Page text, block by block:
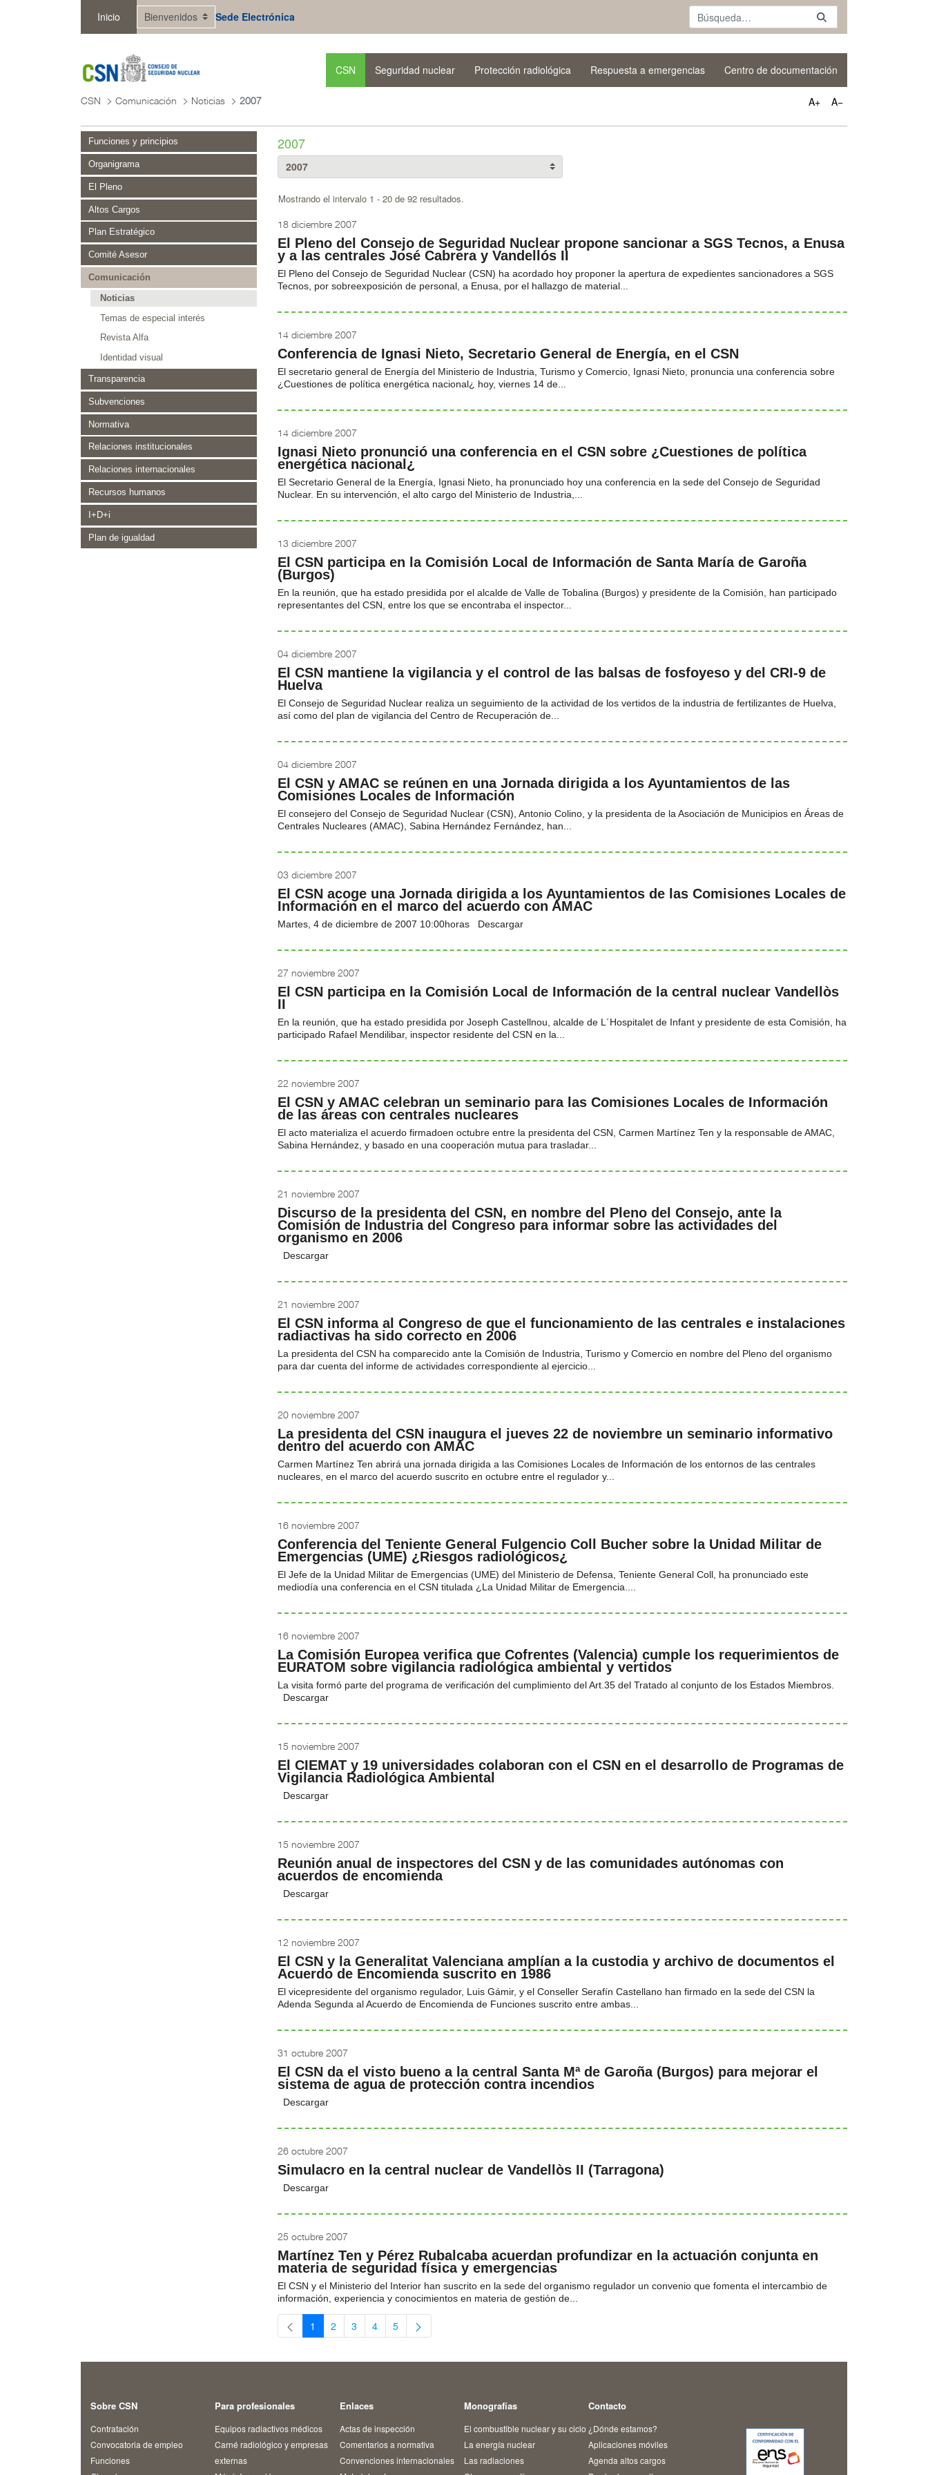
Saltar al contenido principal
Inicio Sede Electrónica
CSN Seguridad nuclear Protección radiológica Respuesta a emergencias Centro de documentación
CSN Comunicación Noticias 2007 A+ A−
Funciones y principios
Organigrama
El Pleno
Altos Cargos
Plan Estratégico
Comité Asesor
Comunicación
Noticias
Temas de especial interés
Revista Alfa
Identidad visual
Transparencia
Subvenciones
Normativa
Relaciones institucionales
Relaciones internacionales
Recursos humanos
I+D+i
Plan de igualdad
2007
18 diciembre 2007
El Pleno del Consejo de Seguridad Nuclear propone sancionar a SGS Tecnos, a Enusa
y a las centrales José Cabrera y Vandellós II
El Pleno del Consejo de Seguridad Nuclear (CSN) ha acordado hoy proponer la apertura de expedientes sancionadores a SGS
Tecnos, por sobreexposición de personal, a Enusa, por el hallazgo de material...
14 diciembre 2007
Conferencia de Ignasi Nieto, Secretario General de Energía, en el CSN
El secretario general de Energía del Ministerio de Industria, Turismo y Comercio, Ignasi Nieto, pronuncia una conferencia sobre
¿Cuestiones de política energética nacional¿ hoy, viernes 14 de...
14 diciembre 2007
Ignasi Nieto pronunció una conferencia en el CSN sobre ¿Cuestiones de política
energética nacional¿
El Secretario General de la Energía, Ignasi Nieto, ha pronunciado hoy una conferencia en la sede del Consejo de Seguridad
Nuclear. En su intervención, el alto cargo del Ministerio de Industria,...
13 diciembre 2007
El CSN participa en la Comisión Local de Información de Santa María de Garoña
(Burgos)
En la reunión, que ha estado presidida por el alcalde de Valle de Tobalina (Burgos) y presidente de la Comisión, han participado
representantes del CSN, entre los que se encontraba el inspector...
04 diciembre 2007
El CSN mantiene la vigilancia y el control de las balsas de fosfoyeso y del CRI-9 de
Huelva
El Consejo de Seguridad Nuclear realiza un seguimiento de la actividad de los vertidos de la industria de fertilizantes de Huelva,
así como del plan de vigilancia del Centro de Recuperación de...
04 diciembre 2007
El CSN y AMAC se reúnen en una Jornada dirigida a los Ayuntamientos de las
Comisiones Locales de Información
El consejero del Consejo de Seguridad Nuclear (CSN), Antonio Colino, y la presidenta de la Asociación de Municipios en Áreas de
Centrales Nucleares (AMAC), Sabina Hernández Fernández, han...
03 diciembre 2007
El CSN acoge una Jornada dirigida a los Ayuntamientos de las Comisiones Locales de
Información en el marco del acuerdo con AMAC
Martes, 4 de diciembre de 2007 10:00horas Descargar
27 noviembre 2007
El CSN participa en la Comisión Local de Información de la central nuclear Vandellòs
II
En la reunión, que ha estado presidida por Joseph Castellnou, alcalde de L´Hospitalet de Infant y presidente de esta Comisión, ha
participado Rafael Mendilibar, inspector residente del CSN en la...
22 noviembre 2007
El CSN y AMAC celebran un seminario para las Comisiones Locales de Información
de las áreas con centrales nucleares
El acto materializa el acuerdo firmadoen octubre entre la presidenta del CSN, Carmen Martínez Ten y la responsable de AMAC,
Sabina Hernández, y basado en una cooperación mutua para trasladar...
21 noviembre 2007
Discurso de la presidenta del CSN, en nombre del Pleno del Consejo, ante la
Comisión de Industria del Congreso para informar sobre las actividades del
organismo en 2006
Descargar
21 noviembre 2007
El CSN informa al Congreso de que el funcionamiento de las centrales e instalaciones
radiactivas ha sido correcto en 2006
La presidenta del CSN ha comparecido ante la Comisión de Industria, Turismo y Comercio en nombre del Pleno del organismo
para dar cuenta del informe de actividades correspondiente al ejercicio...
20 noviembre 2007
La presidenta del CSN inaugura el jueves 22 de noviembre un seminario informativo
dentro del acuerdo con AMAC
Carmen Martínez Ten abrirá una jornada dirigida a las Comisiones Locales de Información de los entornos de las centrales
nucleares, en el marco del acuerdo suscrito en octubre entre el regulador y...
16 noviembre 2007
Conferencia del Teniente General Fulgencio Coll Bucher sobre la Unidad Militar de
Emergencias (UME) ¿Riesgos radiológicos¿
El Jefe de la Unidad Militar de Emergencias (UME) del Ministerio de Defensa, Teniente General Coll, ha pronunciado este
mediodía una conferencia en el CSN titulada ¿La Unidad Militar de Emergencia....
16 noviembre 2007
La Comisión Europea verifica que Cofrentes (Valencia) cumple los requerimientos de
EURATOM sobre vigilancia radiológica ambiental y vertidos
La visita formó parte del programa de verificación del cumplimiento del Art.35 del Tratado al conjunto de los Estados Miembros.
Descargar
15 noviembre 2007
El CIEMAT y 19 universidades colaboran con el CSN en el desarrollo de Programas de
Vigilancia Radiológica Ambiental
Descargar
15 noviembre 2007
Reunión anual de inspectores del CSN y de las comunidades autónomas con
acuerdos de encomienda
Descargar
12 noviembre 2007
El CSN y la Generalitat Valenciana amplían a la custodia y archivo de documentos el
Acuerdo de Encomienda suscrito en 1986
El vicepresidente del organismo regulador, Luis Gámir, y el Conseller Serafín Castellano han firmado en la sede del CSN la
Adenda Segunda al Acuerdo de Encomienda de Funciones suscrito entre ambas...
31 octubre 2007
El CSN da el visto bueno a la central Santa Mª de Garoña (Burgos) para mejorar el
sistema de agua de protección contra incendios
Descargar
26 octubre 2007
Simulacro en la central nuclear de Vandellòs II (Tarragona)
Descargar
25 octubre 2007
Martínez Ten y Pérez Rubalcaba acuerdan profundizar en la actuación conjunta en
materia de seguridad física y emergencias
El CSN y el Ministerio del Interior han suscrito en la sede del organismo regulador un convenio que fomenta el intercambio de
información, experiencia y conocimientos en materia de gestión de...
Mostrando el intervalo 1 - 20 de 92 resultados.
Página
1 Página
2 Página
3 Página
4 Página
5
Sobre CSN
Contratación
Convocatoria de empleo
Funciones
Para profesionales
Equipos radiactivos médicos
Carné radiológico y empresas
externas
Enlaces
Actas de inspección
Comentarios a normativa
Convenciones internacionales
Monografías
El combustible nuclear y su ciclo
La energía nuclear
Las radiaciones
Contacto
¿Dónde estamos?
Aplicaciones móviles
Agenda altos cargos